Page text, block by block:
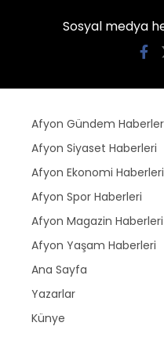
Sosyal medya
Afyon Gündem
Afyon Siyaset Haberleri
Afyon Ekonomi Haberleri
Afyon Spor Haberleri
Afyon Magazin Haberleri
Afyon Yaşam Haberleri
Ana Sayfa
Yazarlar
Künye